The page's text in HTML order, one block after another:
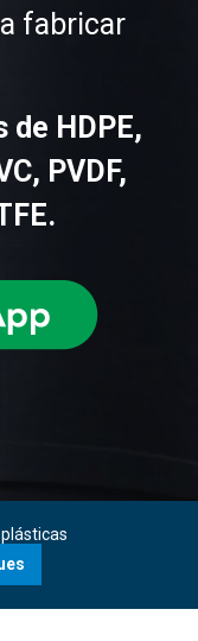
fabricar
de HDPE,
PVDF,